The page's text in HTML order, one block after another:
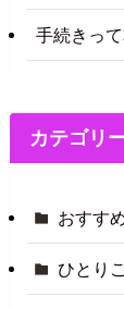
手続きっ
カテゴリ
おすす
ひとり